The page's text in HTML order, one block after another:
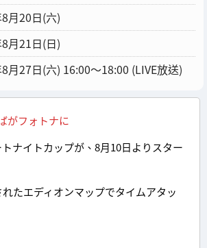
月20日(六)
月21日(日)
8月27日(六) 16:00～18:00 (LIVE放送)
がフォトナに
ナイトカップが、8月10日よりスター
たエディオンマップでタイムアタッ